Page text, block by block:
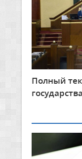
Полный